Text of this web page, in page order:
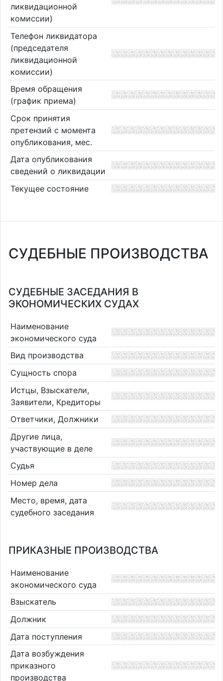
ликвидационной
комиссии)
Телефон ликвидатора
(председателя
ликвидационной
комиссии)
Время обращения
(график приема)
Срок принятия
претензий с момента
опубликования, мес.
Дата опубликования
сведений о ликвидации
Текущее состояние
СУДЕБНЫЕ ПРОИЗВОДСТВА
СУДЕБНЫЕ ЗАСЕДАНИЯ В
ЭКОНОМИЧЕСКИХ СУДАХ
Наименование
экономического суда
Вид производства
Сущность спора
Истцы, Взыскатели,
Заявители, Кредиторы
Ответчики, Должники
Другие лица,
участвующие в деле
Судья
Номер дела
Место, время, дата
судебного заседания
ПРИКАЗНЫЕ ПРОИЗВОДСТВА
Наименование
экономического суда
Взыскатель
Должник
Дата поступления
Дата возбуждения
приказного
производства